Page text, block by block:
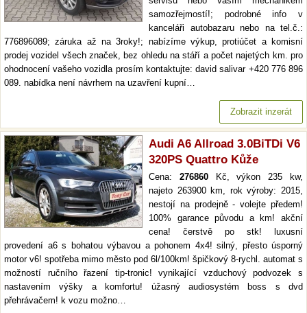
samozřejmostí!; podrobné info v
kanceláři autobazaru nebo na tel.č.:
776896089; záruka až na 3roky!; nabízíme výkup, protiúčet a komisní
prodej vozidel všech značek, bez ohledu na stáří a počet najetých km. pro
ohodnocení vašeho vozidla prosím kontaktujte: david salivar +420 776 896
089. nabídka není návrhem na uzavření kupní…
Zobrazit inzerát
Audi A6 Allroad 3.0BiTDi V6
320PS Quattro Kůže
Cena: 276860Kč, výkon 235 kw,
najeto 263900 km, rok výroby: 2015,
nestojí na prodejně - volejte předem!
100% garance původu a km! akční
cena! čerstvě po stk! luxusní
provedení a6 s bohatou výbavou a pohonem 4x4! silný, přesto úsporný
motor v6! spotřeba mimo město pod 6l/100km! špičkový 8-rychl. automat s
možností ručního řazení tip-tronic! vynikající vzduchový podvozek s
nastavením výšky a komfortu! úžasný audiosystém boss s dvd
přehrávačem! k vozu možno…